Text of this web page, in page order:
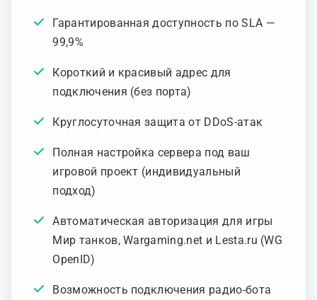
Гарантированная доступность по SLA —
99,9%
Короткий и красивый адрес для
подключения (без порта)
Круглосуточная защита от DDoS-атак
Полная настройка сервера под ваш
игровой проект (индивидуальный
подход)
Автоматическая авторизация для игры
Мир танков, Wargaming.net и Lesta.ru (WG
OpenID)
Возможность подключения радио-бота